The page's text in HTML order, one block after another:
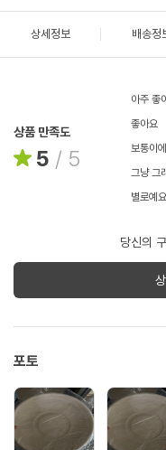
상세정보 배송정
상품 만족도
5 / 5
아주 좋
좋아요
보통이
그냥 그
별로예요
당신의
포토